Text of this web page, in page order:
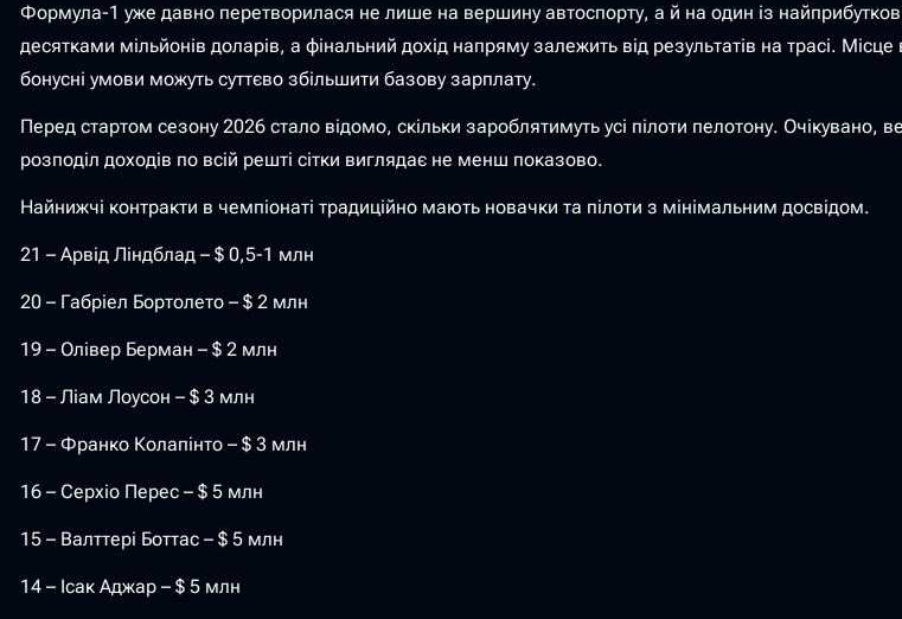
Формула-1 уже давно перетворилася не лише на вершину автоспорту, а й на один із
десятками мільйонів доларів, а фінальний дохід напряму залежить від результатів на трасі.
бонусні умови можуть суттєво збільшити базову зарплату.
Перед стартом сезону 2026 стало відомо, скільки зароблятимуть усі пілоти пелотону.
розподіл доходів по всій решті сітки виглядає не менш показово.
Найнижчі контракти в чемпіонаті традиційно мають новачки та пілоти з мінімальним досвідом.
21 – Арвід Ліндблад – $ 0,5-1 млн
20 – Габріел Бортолето – $ 2 млн
19 – Олівер Берман – $ 2 млн
18 – Ліам Лоусон – $ 3 млн
17 – Франко Колапінто – $ 3 млн
16 – Серхіо Перес – $ 5 млн
15 – Валттері Боттас – $ 5 млн
14 – Ісак Аджар – $ 5 млн